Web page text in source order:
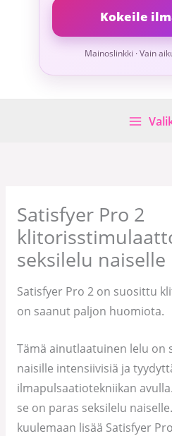
Kokeile
Mainoslinkki · Vain
Satisfyer Pro 2
seksilelu naiselle
Satisfyer Pro 2 on suosittu
on saanut paljon huomiota.
Tämä ainutlaatuinen lelu
naisille intensiivisiä ja
ilmapulsaatiotekniikan
se on paras seksilelu
kuulemaan lisää Satisfyer